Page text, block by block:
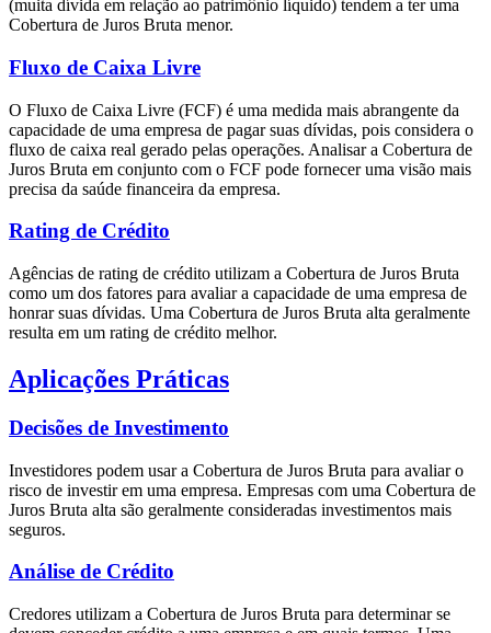
(muita dívida em relação ao patrimônio líquido) tendem a ter uma
Cobertura de Juros Bruta menor.
Fluxo de Caixa Livre
O Fluxo de Caixa Livre (FCF) é uma medida mais abrangente da
capacidade de uma empresa de pagar suas dívidas, pois considera o
fluxo de caixa real gerado pelas operações. Analisar a Cobertura de
Juros Bruta em conjunto com o FCF pode fornecer uma visão mais
precisa da saúde financeira da empresa.
Rating de Crédito
Agências de rating de crédito utilizam a Cobertura de Juros Bruta
como um dos fatores para avaliar a capacidade de uma empresa de
honrar suas dívidas. Uma Cobertura de Juros Bruta alta geralmente
resulta em um rating de crédito melhor.
Aplicações Práticas
Decisões de Investimento
Investidores podem usar a Cobertura de Juros Bruta para avaliar o
risco de investir em uma empresa. Empresas com uma Cobertura de
Juros Bruta alta são geralmente consideradas investimentos mais
seguros.
Análise de Crédito
Credores utilizam a Cobertura de Juros Bruta para determinar se